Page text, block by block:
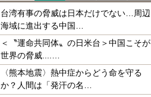
台湾有事の脅威は日本だけでない…周辺
海域に進出する中国…
＜〝運命共同体〟の日米台＞中国こそが
世界の脅威....…
〈熊本地震〉熱中症からどう命を守る
か？人間は「発汗の名…